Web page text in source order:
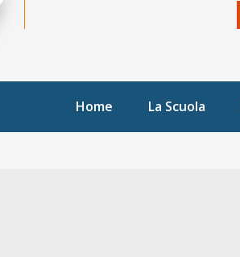
Home La Scuola